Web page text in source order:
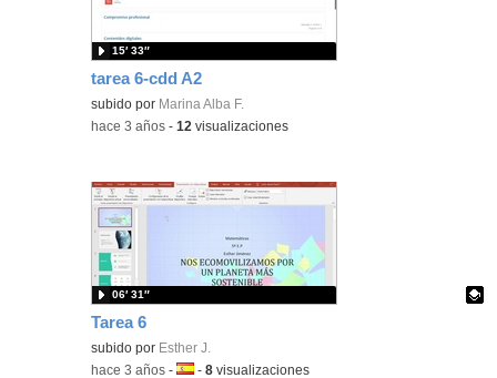
tarea 6-cdd A2
subido por Marina Alba F.
15′ 33″
-hace 3 años -12 visualizaciones
Tarea 6
Contenido educativo.
subido por Esther J.
06′ 31″
-hace 3 años -Idioma:
-8 visualizaciones